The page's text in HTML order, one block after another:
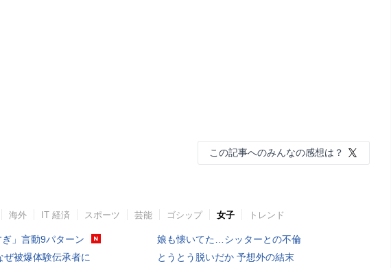
この記事へのみんなの感想は？
海外 IT 経済 スポーツ 芸能 ゴシップ 女子 トレンド
ぎ」言動9パターン
ぜ被爆体験伝承者に
娘も懐いてた…シッターとの不倫
とうとう脱いだか 予想外の結末